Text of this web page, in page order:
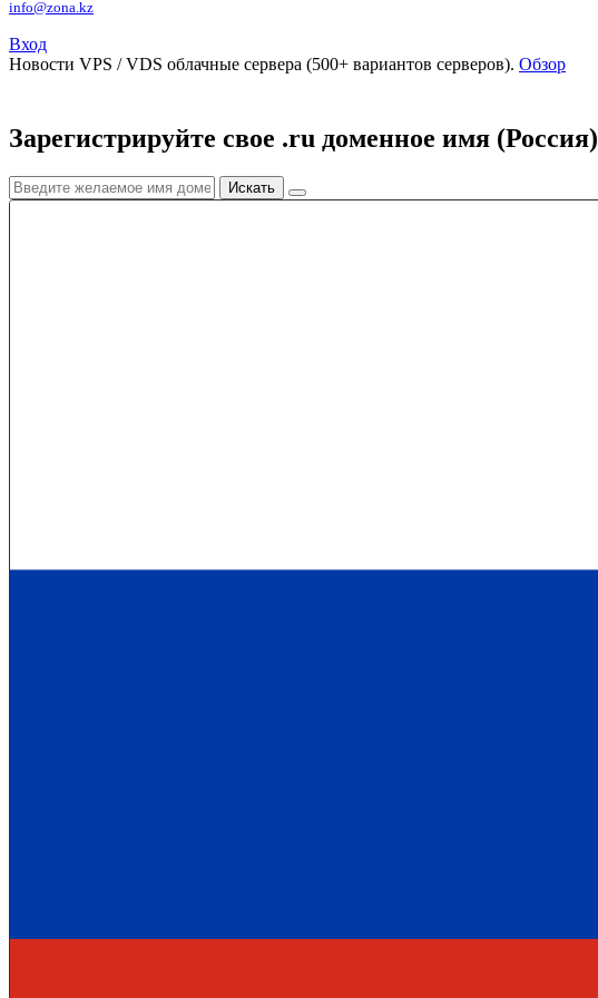
info@zona.kz
Вход
Новости VPS / VDS облачные сервера (500+ вариантов серверов). Обзор
Зарегистрируйте свое .ru доменное имя (Россия)